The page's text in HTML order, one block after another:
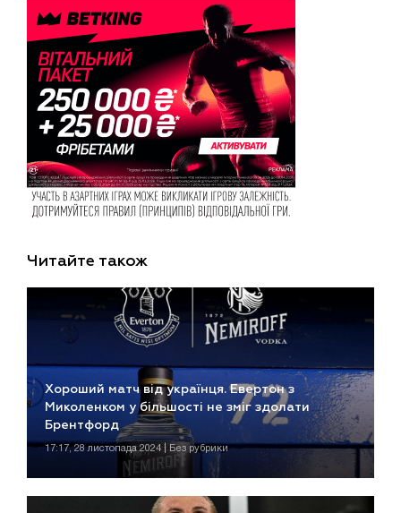
Читайте також
Хороший матч від українця. Евертон з
Миколенком у більшості не зміг здолати
Брентфорд
17:17, 28 листопада 2024 | Без рубрики